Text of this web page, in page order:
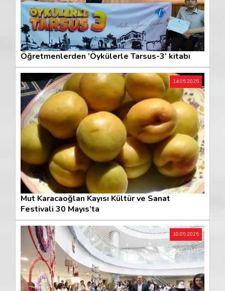
Öğretmenlerden ’Öykülerle Tarsus-3’ kitabı
14.05.2025
Mut Karacaoğlan Kayısı Kültür ve Sanat
Festivali 30 Mayıs’ta
10.05.2025